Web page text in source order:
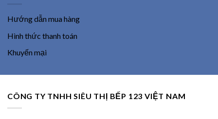
Hướng dẫn mua hàng
Hình thức thanh toán
Khuyến mại
CÔNG TY TNHH SIÊU THỊ BẾP 123 VIỆT NAM